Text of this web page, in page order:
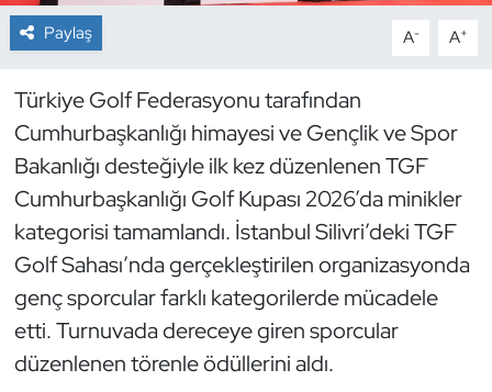
Paylaş A- A+
Türkiye Golf Federasyonu tarafından
Cumhurbaşkanlığı himayesi ve Gençlik ve Spor
Bakanlığı desteğiyle ilk kez düzenlenen TGF
Cumhurbaşkanlığı Golf Kupası 2026’da minikler
kategorisi tamamlandı. İstanbul Silivri’deki TGF
Golf Sahası’nda gerçekleştirilen organizasyonda
genç sporcular farklı kategorilerde mücadele
etti. Turnuvada dereceye giren sporcular
düzenlenen törenle ödüllerini aldı.
Dağcılık
Dövüş Sanatı
E-Spor
Eskrim
Futbol
Futsal